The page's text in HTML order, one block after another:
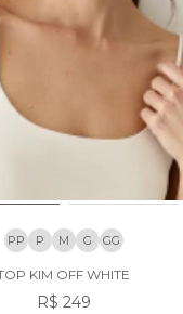
PP P M G GG
KIM OFF WHITE
R$ 249